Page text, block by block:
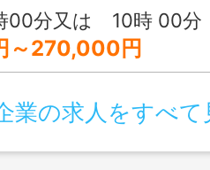
与し作業服・ 燃料費
費は全て会社負担です
域 ※未経験の方でも
：なし
又は 10時 00分 ～ 19時 00
270,000円
業の求人をすべて